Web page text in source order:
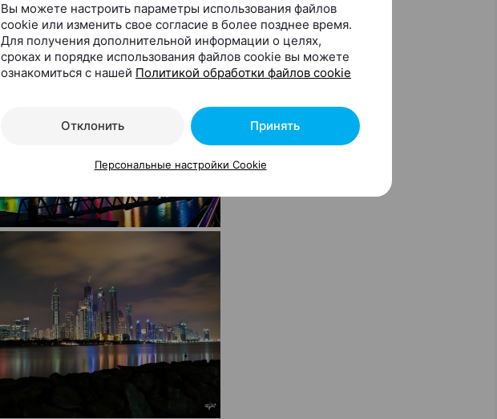
Вы можете настроить параметры использования файлов
cookie или изменить свое согласие в более позднее время.
Для получения дополнительной информации о целях,
сроках и порядке использования файлов cookie вы можете
ознакомиться с нашей Политикой обработки файлов cookie
Отклонить Принять
Персональные настройки Cookie